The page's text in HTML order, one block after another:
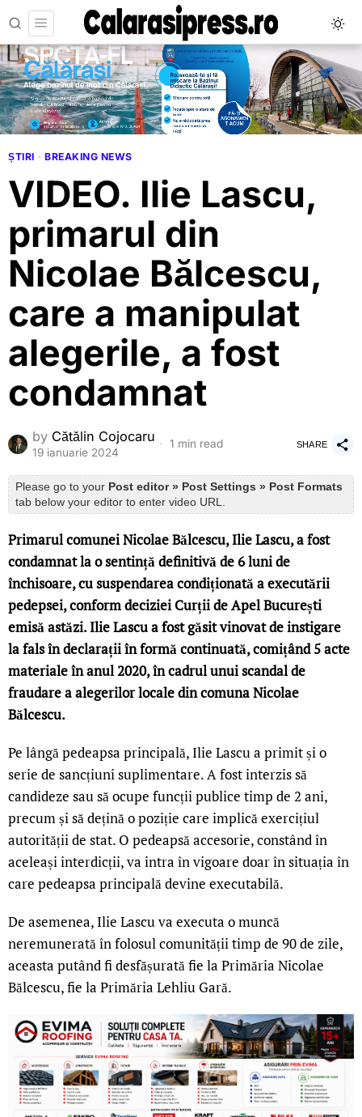
ȘTIRI · BREAKING NEWS
VIDEO. Ilie Lascu,
primarul din
Nicolae Bălcescu,
care a manipulat
alegerile, a fost
condamnat
by Cătălin Cojocaru
19 ianuarie 2024
1 min read SHARE
Please go to your Post editor » Post Settings » Post Formats
tab below your editor to enter video URL.
Primarul comunei Nicolae Bălcescu, Ilie Lascu, a fost
condamnat la o sentință definitivă de 6 luni de
închisoare, cu suspendarea condiționată a executării
pedepsei, conform deciziei Curții de Apel București
emisă astăzi. Ilie Lascu a fost găsit vinovat de instigare
la fals în declarații în formă continuată, comițând 5 acte
materiale în anul 2020, în cadrul unui scandal de
fraudare a alegerilor locale din comuna Nicolae
Bălcescu.
Pe lângă pedeapsa principală, Ilie Lascu a primit și o
serie de sancțiuni suplimentare. A fost interzis să
candideze sau să ocupe funcții publice timp de 2 ani,
precum și să dețină o poziție care implică exercițiul
autorității de stat. O pedeapsă accesorie, constând în
aceleași interdicții, va intra în vigoare doar în situația în
care pedeapsa principală devine executabilă.
De asemenea, Ilie Lascu va executa o muncă
neremunerată în folosul comunității timp de 90 de zile,
aceasta putând fi desfășurată fie la Primăria Nicolae
Bălcescu, fie la Primăria Lehliu Gară.